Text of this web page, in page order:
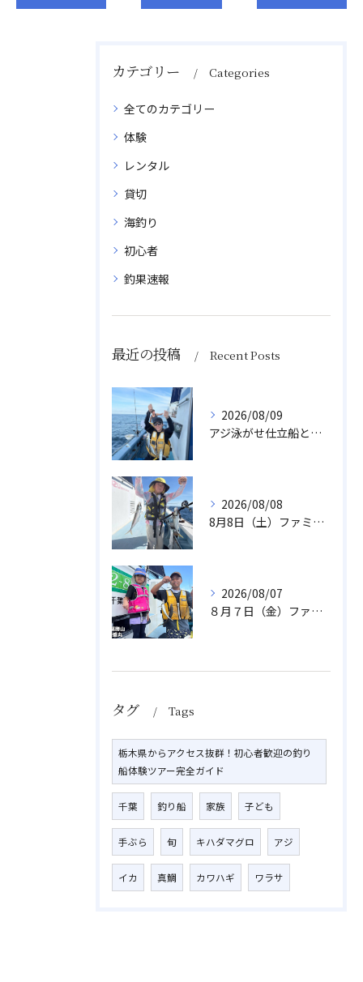
カテゴリー Categories
全てのカテゴリー
体験
レンタル
貸切
海釣り
初心者
釣果速報
最近の投稿 Recent Posts
2026/08/09
アジ泳がせ仕立船とスルメイカ船
2026/08/08
8月8日（土）ファミリーアジ
2026/08/07
８月７日（金）ファミリフィッシング
タグ Tags
栃木県からアクセス抜群！初心者歓迎の釣り
船体験ツアー完全ガイド
千葉 釣り船 家族 子ども
手ぶら 旬 キハダマグロ アジ
イカ 真鯛 カワハギ ワラサ